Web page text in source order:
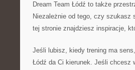
Dream Team Łódź to także
Niezależnie od tego, czy szukasz
tej stronie znajdziesz inspiracje,
Jeśli lubisz, kiedy trening ma
Łódź da Ci kierunek. Jeśli chcesz